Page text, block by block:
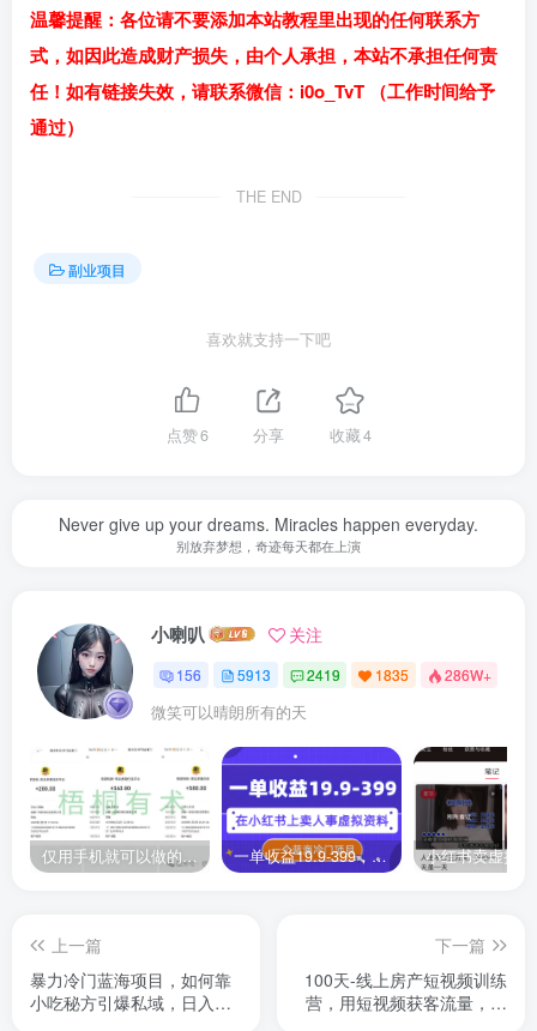
温馨提醒：各位请不要添加本站教程里出现的任何联系方
式，如因此造成财产损失，由个人承担，本站不承担任何责
任！如有链接失效，请联系微信：i0o_TvT （工作时间给予
通过）
THE END
副业项目
喜欢就支持一下吧
点赞6 分享 收藏4
Never give up your dreams. Miracles happen everyday.
别放弃梦想，奇迹每天都在上演
小喇叭 关注
156 5913 2419 1835 286W+
微笑可以晴朗所有的天
仅用手机就可以做的小项目，当天就能见钱，每天100-300 一单收益19.9-399，一个蓝海冷门项目，在小红书上卖人事虚拟资料
上一篇
暴力冷门蓝海项目，如何靠
小吃秘方引爆私域，日入
下一篇
100天-线上房产短视频训练
营，用短视频获客流量，人